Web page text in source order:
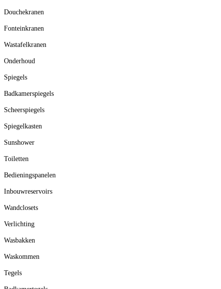
Douchekranen
Fonteinkranen
Wastafelkranen
Onderhoud
Spiegels
Badkamerspiegels
Scheerspiegels
Spiegelkasten
Sunshower
Toiletten
Bedieningspanelen
Inbouwreservoirs
Wandclosets
Verlichting
Wasbakken
Waskommen
Tegels